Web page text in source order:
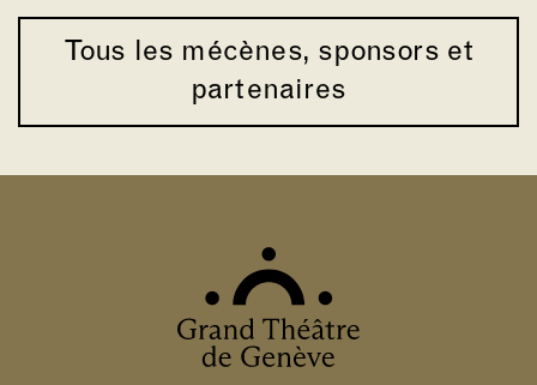
Tous les mécènes, sponsors et
partenaires